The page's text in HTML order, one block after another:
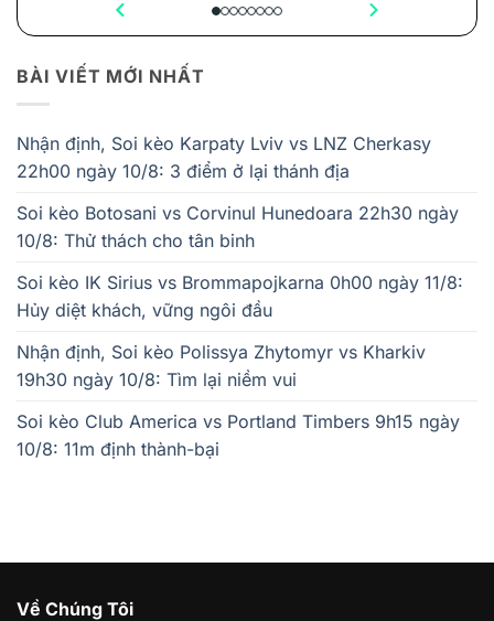
BÀI VIẾT MỚI NHẤT
Nhận định, Soi kèo Karpaty Lviv vs LNZ Cherkasy
22h00 ngày 10/8: 3 điểm ở lại thánh địa
Soi kèo Botosani vs Corvinul Hunedoara 22h30 ngày
10/8: Thử thách cho tân binh
Soi kèo IK Sirius vs Brommapojkarna 0h00 ngày 11/8:
Hủy diệt khách, vững ngôi đầu
Nhận định, Soi kèo Polissya Zhytomyr vs Kharkiv
19h30 ngày 10/8: Tìm lại niềm vui
Soi kèo Club America vs Portland Timbers 9h15 ngày
10/8: 11m định thành-bại
Về Chúng Tôi